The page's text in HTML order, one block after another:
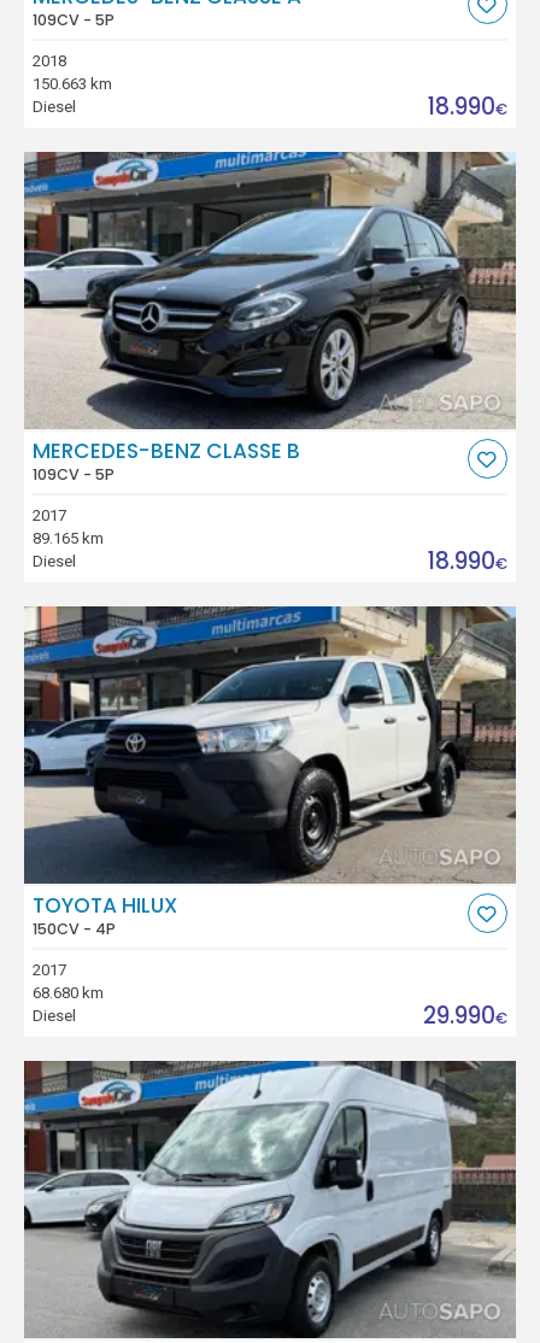
109CV - 5P
2018
150.663 km
Diesel
18.990€
MERCEDES-BENZ CLASSE B
109CV - 5P
2017
89.165 km
Diesel
18.990€
TOYOTA HILUX
150CV - 4P
2017
68.680 km
Diesel
29.990€